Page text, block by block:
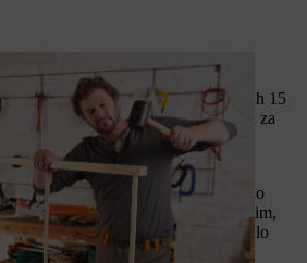
okruglih komada drveta. Da bi se
pritisni nadole štapove nakon svakih 15
viškove grana koji štrče makazama za
10.
možeš ih pustiti na pola puta, malo
drveta i čisto ih iseći. Međutim,
i čine da ukupna slika izgleda malo